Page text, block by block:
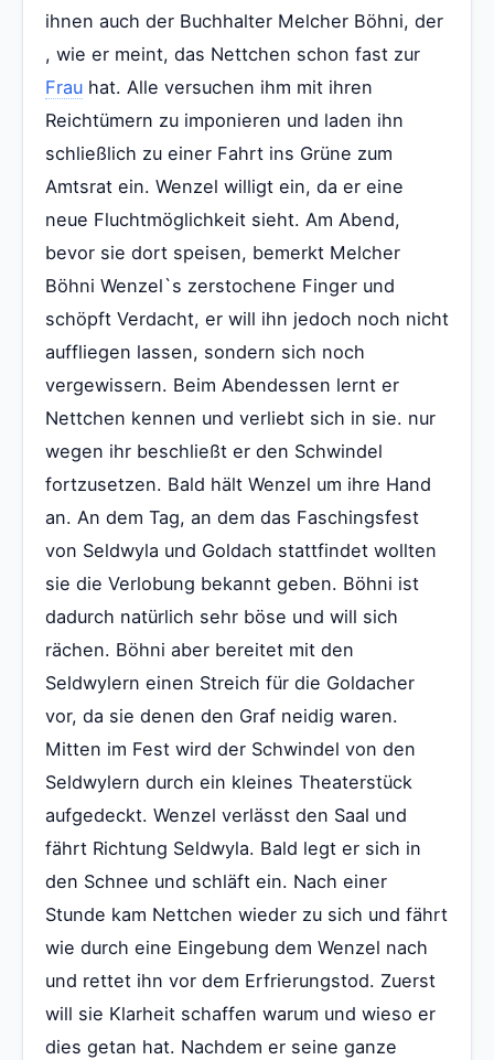
ihnen auch der Buchhalter Melcher Böhni, der
, wie er meint, das Nettchen schon fast zur
Frau hat. Alle versuchen ihm mit ihren
Reichtümern zu imponieren und laden ihn
schließlich zu einer Fahrt ins Grüne zum
Amtsrat ein. Wenzel willigt ein, da er eine
neue Fluchtmöglichkeit sieht. Am Abend,
bevor sie dort speisen, bemerkt Melcher
Böhni Wenzel`s zerstochene Finger und
schöpft Verdacht, er will ihn jedoch noch nicht
auffliegen lassen, sondern sich noch
vergewissern. Beim Abendessen lernt er
Nettchen kennen und verliebt sich in sie. nur
wegen ihr beschließt er den Schwindel
fortzusetzen. Bald hält Wenzel um ihre Hand
an. An dem Tag, an dem das Faschingsfest
von Seldwyla und Goldach stattfindet wollten
sie die Verlobung bekannt geben. Böhni ist
dadurch natürlich sehr böse und will sich
rächen. Böhni aber bereitet mit den
Seldwylern einen Streich für die Goldacher
vor, da sie denen den Graf neidig waren.
Mitten im Fest wird der Schwindel von den
Seldwylern durch ein kleines Theaterstück
aufgedeckt. Wenzel verlässt den Saal und
fährt Richtung Seldwyla. Bald legt er sich in
den Schnee und schläft ein. Nach einer
Stunde kam Nettchen wieder zu sich und fährt
wie durch eine Eingebung dem Wenzel nach
und rettet ihn vor dem Erfrierungstod. Zuerst
will sie Klarheit schaffen warum und wieso er
dies getan hat. Nachdem er seine ganze